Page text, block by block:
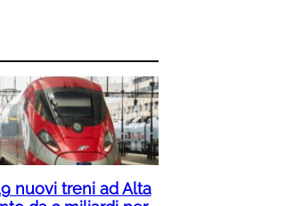
nuovi treni ad Alta